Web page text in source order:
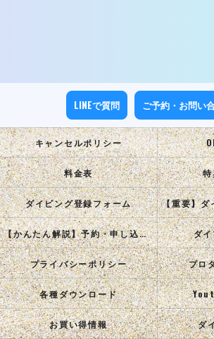
LINEで質問 ご予約・お問い
キャンセルポリシー
料金表
ダイビング登録フォーム
【かんたん解説】予約・申し込み手順 ダ
プライバシーポリシー プロ
各種ダウンロード
お買い得情報 ダ